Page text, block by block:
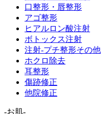
口整形・唇整形
アゴ整形
ヒアルロン酸注射
ボトックス注射
注射-プチ整形その他
ホクロ除去
耳整形
傷跡修正
他院修正
-お肌-